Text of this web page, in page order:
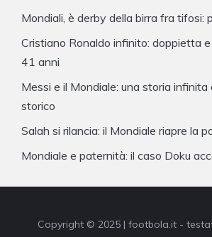
Mondiali, è derby della birra fra tifosi:
Cristiano Ronaldo infinito: doppietta
41 anni
Messi e il Mondiale: una storia infinita
storico
Salah si rilancia: il Mondiale riapre la
Mondiale e paternità: il caso Doku
Copyright © 2025 | footbola.it -